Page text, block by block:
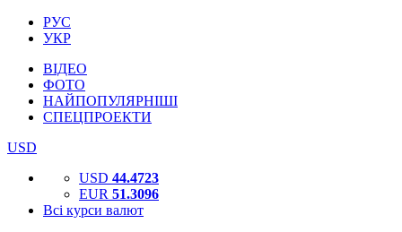
РУС
УКР
ВІДЕО
ФОТО
НАЙПОПУЛЯРНІШІ
СПЕЦПРОЕКТИ
USD
USD 44.4723
EUR 51.3096
Всі курси валют